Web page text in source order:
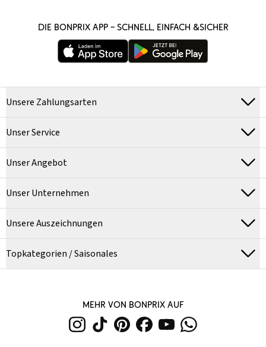
DIE BONPRIX APP – SCHNELL, EINFACH &SICHER
Unsere Zahlungsarten
Unser Service
Unser Angebot
Unser Unternehmen
Unsere Auszeichnungen
Topkategorien / Saisonales
MEHR VON BONPRIX AUF